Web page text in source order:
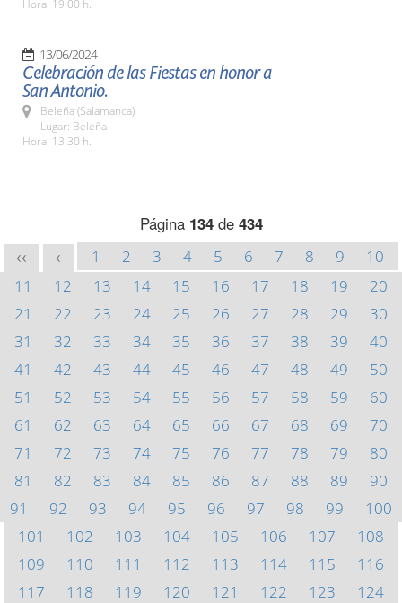
Hora: 19:00 h.
13/06/2024
Celebración de las Fiestas en honor a
San Antonio.
Beleña (Salamanca)
Lugar: Beleña
Hora: 13:30 h.
Página 134de 434
<< < 1 2 3 4 5 6 7 8 9
10
11
12 13 14 15 16 17 18 19
20
21
22 23 24 25 26 27 28 29
30
31
32 33 34 35 36 37 38 39
40
41
42 43 44 45 46 47 48 49
50
51
52 53 54 55 56 57 58 59
60
61
62 63 64 65 66 67 68 69
70
71
72 73 74 75 76 77 78 79
80
81
82 83 84 85 86 87 88 89
90
91
92 93 94 95 96 97 98 99
100
101
102 103 104 105 106 107
108
109
110 111 112 113 114 115
116
117
118 119 120 121 122 123
124